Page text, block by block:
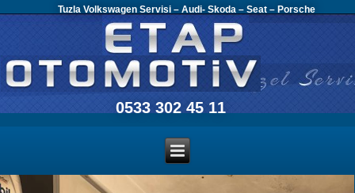
Tuzla Volkswagen Servisi – Audi- Skoda – Seat – Porsche
0533 302 45 11